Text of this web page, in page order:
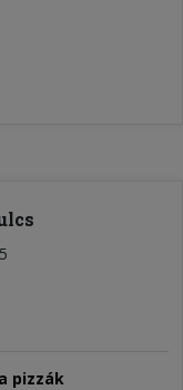
pizzák